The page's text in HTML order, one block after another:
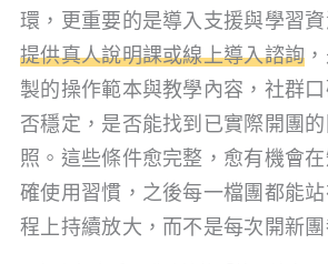
環，更重要的是導入支援與學習
提供真人說明課或線上導入諮詢
製的操作範本與教學內容，社群
否穩定，是否能找到已實際開團
照。這些條件愈完整，愈有機會
確使用習慣，之後每一檔團都能
程上持續放大，而不是每次開新團